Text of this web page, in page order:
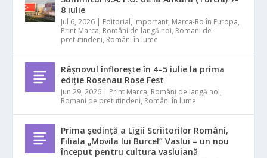
8 iulie
Jul 6, 2026 | Editorial, Important, Marca-Ro în Europa,
Print Marca, Români de langă noi, Romani de
pretutindeni, Români în lume
Râșnovul înflorește în 4–5 iulie la prima
ediție Rosenau Rose Fest
Jun 29, 2026 | Print Marca, Români de langă noi,
Romani de pretutindeni, Români în lume
Prima ședință a Ligii Scriitorilor Români,
Filiala „Movila lui Burcel” Vaslui – un nou
început pentru cultura vasluiană